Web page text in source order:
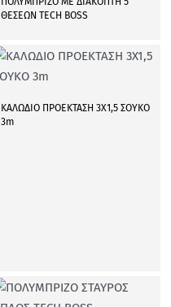
ΘΕΣΕΩΝ TECH BOSS
ΚΑΛΩΔΙΟ ΠΡΟΕΚΤΑΣΗ 3Χ1,5 ΣΟΥΚΟ
3m